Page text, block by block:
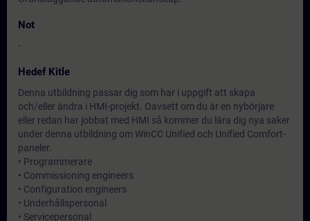
Not
-
Hedef Kitle
Denna utbildning passar dig som har i uppgift att skapa
och/eller ändra i HMI-projekt. Oavsett om du är en nybörjare
eller redan har jobbat med HMI så kommer du lära dig nya saker
under denna utbildning om WinCC Unified och Unified Comfort-
paneler.
• Programmerare
• Commissioning engineers
• Configuration engineers
• Underhållspersonal
• Servicepersonal